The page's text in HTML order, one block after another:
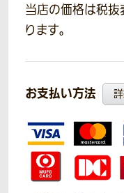
当店の価格は税抜
ります。
お支払い方法